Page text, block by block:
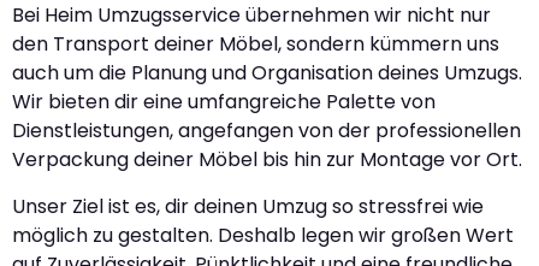
Bei Heim Umzugsservice übernehmen wir nicht nur
den Transport deiner Möbel, sondern kümmern uns
auch um die Planung und Organisation deines Umzugs.
Wir bieten dir eine umfangreiche Palette von
Dienstleistungen, angefangen von der professionellen
Verpackung deiner Möbel bis hin zur Montage vor Ort.
Unser Ziel ist es, dir deinen Umzug so stressfrei wie
möglich zu gestalten. Deshalb legen wir großen Wert